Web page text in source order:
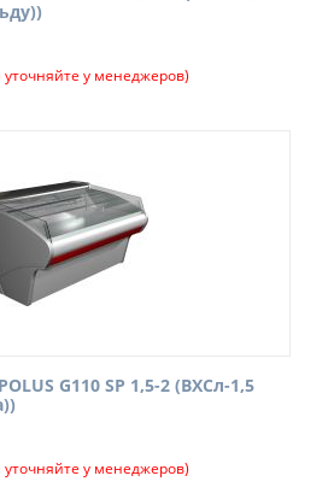
у менеджеров)
G110 SP 1,5-2 (ВХСл-1,5
у менеджеров)